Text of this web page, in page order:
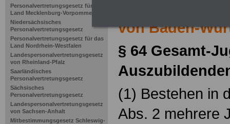
Personalvertretungsgesetz für das
Land Mecklenburg-Vorpommern
Niedersächsisches
Personalvertretungsgesetz
Personalvertretungsgesetz für das
Land Nordrhein-Westfalen
Landespersonalvertretungsgesetz
von Rheinland-Pfalz
Saarländisches
Personalvertretungsgesetz
Sächsisches
Personalvertretungsgesetz
Landespersonalvertretungsgesetz
von Sachsen-Anhalt
Mitbestimmungsgesetz Schleswig-
von Baden-
§ 64 Gesamt-
(1) Bestehen in
Abs. 2 mehrere